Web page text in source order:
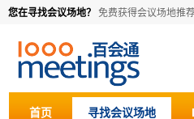
您在寻找会议场地？ 免费获得会议场地推
首页 寻找会议场地